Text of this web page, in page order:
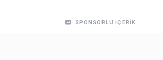
SPONSORLU İÇERİK